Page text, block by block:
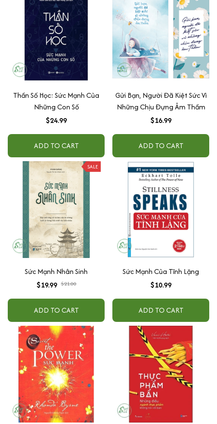
Thần Số Học: Sức Mạnh Của
Những Con Số
$24.99
ADD TO CART
Gửi Bạn, Người Đã Kiệt Sức Vì
Những Chịu Đựng Âm Thầm
$16.99
ADD TO CART
SALE
Sức Mạnh Nhân Sinh
$19.99 $21.00
ADD TO CART
Sức Mạnh Của Tĩnh Lặng
$10.99
ADD TO CART